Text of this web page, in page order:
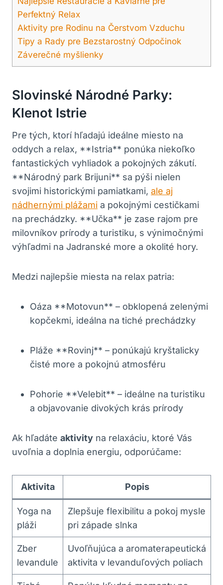
Perfektný Relax
Aktivity pre Rodinu na Čerstvom Vzduchu
Tipy a Rady pre Bezstarostný Odpočinok
Záverečné myšlienky
Slovinské Národné Parky:
Klenot Istrie
Pre tých, ktorí hľadajú ideálne miesto na
oddych a relax, **Istria** ponúka niekoľko
fantastických vyhliadok a pokojných zákutí.
**Národný park Brijuni** sa pýši nielen
svojimi historickými pamiatkami, ale aj
nádhernými plážami a pokojnými cestičkami
na prechádzky. **Učka** je zase rajom pre
milovníkov prírody a turistiku, s výnimočnými
výhľadmi na Jadranské more a okolité hory.
Medzi najlepšie miesta na relax patria:
Oáza **Motovun** – obklopená zelenými
kopčekmi, ideálna na tiché prechádzky
Pláže **Rovinj** – ponúkajú kryštalicky
čisté more a pokojnú atmosféru
Pohorie **Velebit** – ideálne na turistiku
a objavovanie divokých krás prírody
Ak hľadáte aktivity na relaxáciu, ktoré Vás
uvoľnia a doplnia energiu, odporúčame:
Aktivita Popis
Yoga na
pláži
Zlepšuje flexibilitu a pokoj mysle
pri západe slnka
Zber
levandule
Uvoľňujúca a aromaterapeutická
aktivita v levanduľových poliach